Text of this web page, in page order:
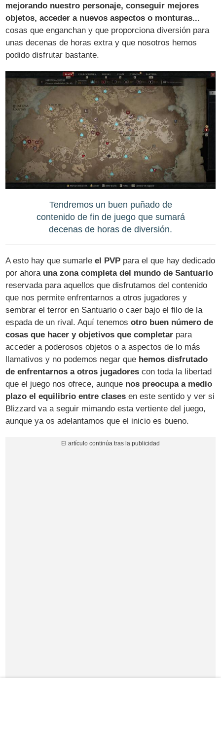
mejorando nuestro personaje, conseguir mejores
objetos, acceder a nuevos aspectos o monturas...
cosas que enganchan y que proporciona diversión para
unas decenas de horas extra y que nosotros hemos
podido disfrutar bastante.
Tendremos un buen puñado de
contenido de fin de juego que sumará
decenas de horas de diversión.
A esto hay que sumarleel PVP para el que hay dedicado
por ahora una zona completa del mundo de Santuario
reservada para aquellos que disfrutamos del contenido
que nos permite enfrentarnos a otros jugadores y
sembrar el terror en Santuario o caer bajo el filo de la
espada de un rival. Aquí tenemosotro buen número de
cosas que hacer y objetivos que completar para
acceder a poderosos objetos o a aspectos de lo más
llamativos y no podemos negar que hemos disfrutado
de enfrentarnos a otros jugadores con toda la libertad
que el juego nos ofrece, aunque nos preocupa a medio
plazo el equilibrio entre clases en este sentido y ver si
Blizzard va a seguir mimando esta vertiente del juego,
aunque ya os adelantamos que el inicio es bueno.